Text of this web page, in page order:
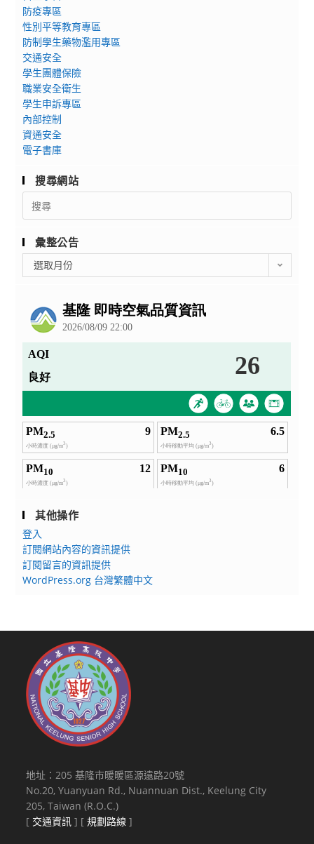
防疫專區
性別平等教育專區
防制學生藥物濫用專區
交通安全
學生團體保險
職業安全衛生
學生申訴專區
內部控制
資通安全
電子書庫
搜尋網站
Search
for:
彙整公告
整
選取月份
其他操作
登入
訂閱網站內容的資訊提供
訂閱留言的資訊提供
WordPress.org 台灣繁體中文
地址：205 基隆市暖暖區源遠路20號
No.20, Yuanyuan Rd., Nuannuan Dist., Keelung City
205, Taiwan (R.O.C.)
[ 交通資訊 ] [規劃路線 ]